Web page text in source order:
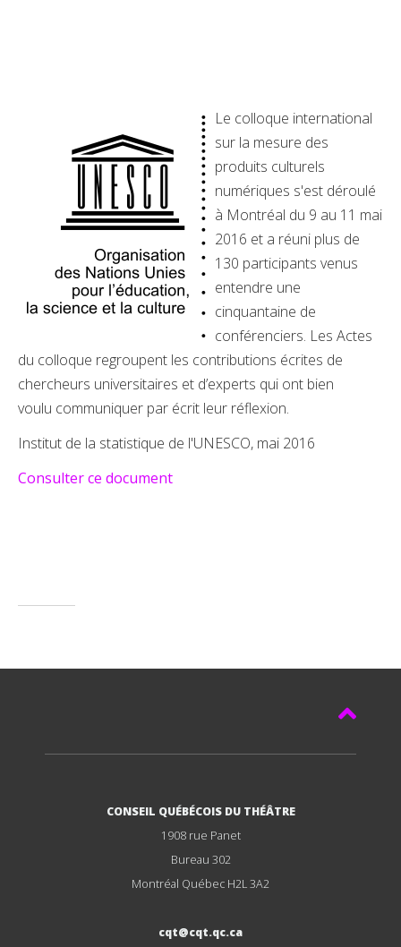
Le colloque international
sur la mesure des
produits culturels
numériques s'est déroulé
à Montréal du 9 au 11 mai
2016 et a réuni plus de
130 participants venus
entendre une
cinquantaine de
conférenciers. Les Actes
du colloque regroupent les contributions écrites de
chercheurs universitaires et d’experts qui ont bien
voulu communiquer par écrit leur réflexion.
Institut de la statistique de l'UNESCO, mai 2016
Consulter ce document
CONSEIL QUÉBÉCOIS DU THÉÂTRE
1908 rue Panet
Bureau 302
Montréal Québec H2L 3A2
cqt@cqt.qc.ca